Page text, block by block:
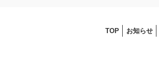
TOP お知らせ